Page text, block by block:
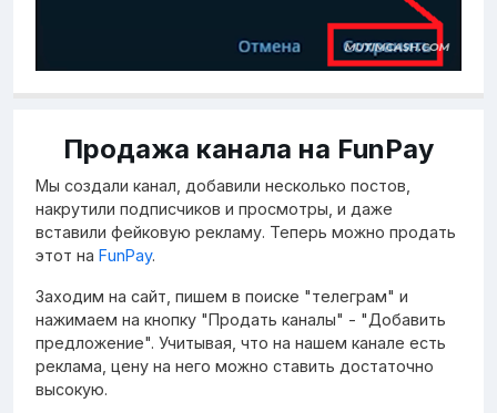
Продажа канала на FunPay
Мы создали канал, добавили несколько постов,
накрутили подписчиков и просмотры, и даже
вставили фейковую рекламу. Теперь можно продать
этот на FunPay.
Заходим на сайт, пишем в поиске "телеграм" и
нажимаем на кнопку "Продать каналы" - "Добавить
предложение". Учитывая, что на нашем канале есть
реклама, цену на него можно ставить достаточно
высокую.